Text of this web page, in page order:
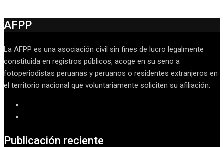
AFPP
La AFPP es una asociación civil sin fines de lucro legalmente
constituida en registros públicos, acoge en su seno a
fotoperiodistas peruanas y peruanos o residentes extranjeros en
el territorio nacional que voluntariamente soliciten su afiliación.
Publicación reciente